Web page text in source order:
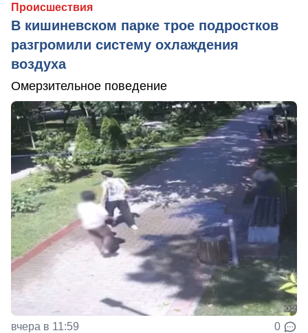
Происшествия
В кишиневском парке трое подростков
разгромили систему охлаждения
воздуха
Омерзительное поведение
вчера в 11:59 0